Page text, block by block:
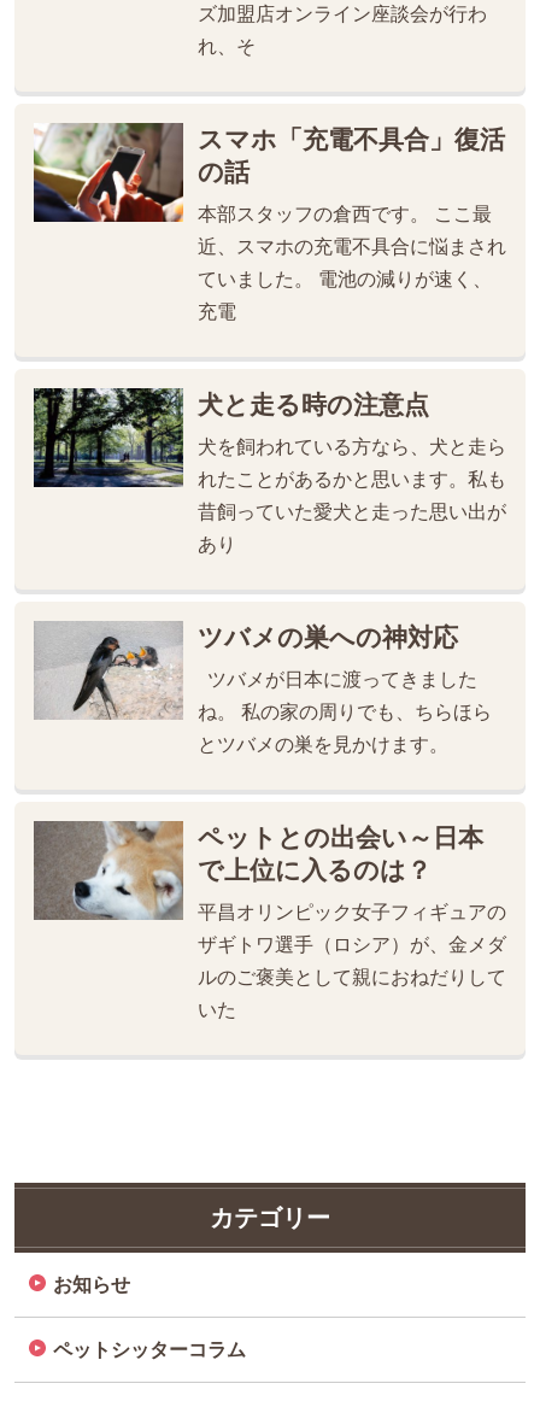
ズ加盟店オンライン座談会が行わ
れ、そ
スマホ「充電不具合」復活
の話
本部スタッフの倉西です。 ここ最
近、スマホの充電不具合に悩まされ
ていました。 電池の減りが速く、
充電
犬と走る時の注意点
犬を飼われている方なら、犬と走ら
れたことがあるかと思います。私も
昔飼っていた愛犬と走った思い出が
あり
ツバメの巣への神対応
ツバメが日本に渡ってきました
ね。 私の家の周りでも、ちらほら
とツバメの巣を見かけます。
ペットとの出会い～日本
で上位に入るのは？
平昌オリンピック女子フィギュアの
ザギトワ選手（ロシア）が、金メダ
ルのご褒美として親におねだりして
いた
カテゴリー
お知らせ
ペットシッターコラム